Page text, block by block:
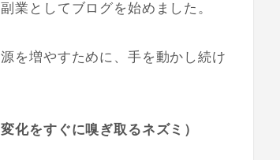
業としてブログを始めました。
を増やすために、手を動かし続け
化をすぐに嗅ぎ取るネズミ）